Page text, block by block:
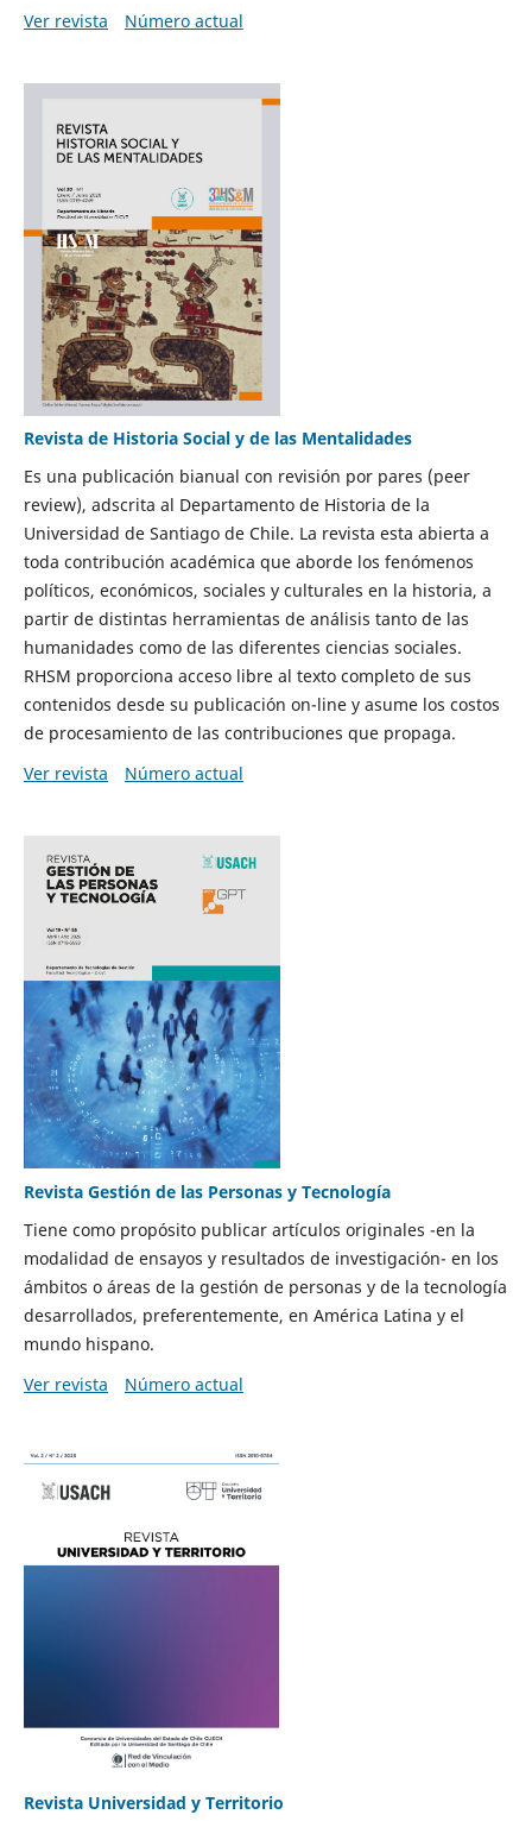
Ver revista
Número actual
Revista de Historia Social y de las Mentalidades
Es una publicación bianual con revisión por pares (peer
review), adscrita al Departamento de Historia de la
Universidad de Santiago de Chile. La revista esta abierta a
toda contribución académica que aborde los fenómenos
políticos, económicos, sociales y culturales en la historia, a
partir de distintas herramientas de análisis tanto de las
humanidades como de las diferentes ciencias sociales.
RHSM proporciona acceso libre al texto completo de sus
contenidos desde su publicación on-line y asume los costos
de procesamiento de las contribuciones que propaga.
Ver revista
Número actual
Revista Gestión de las Personas y Tecnología
Tiene como propósito publicar artículos originales -en la
modalidad de ensayos y resultados de investigación- en los
ámbitos o áreas de la gestión de personas y de la tecnología
desarrollados, preferentemente, en América Latina y el
mundo hispano.
Ver revista
Número actual
Revista Universidad y Territorio